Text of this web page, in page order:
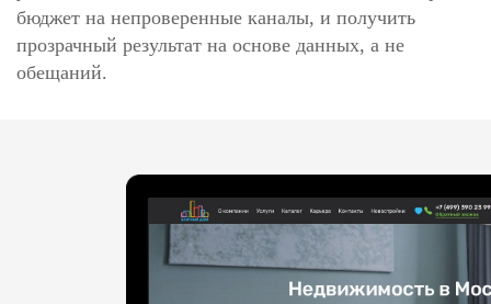
бюджет на непроверенные каналы, и получить
прозрачный результат на основе данных, а не
обещаний.